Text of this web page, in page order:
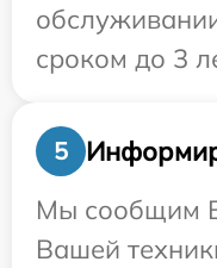
сроком до 3
5
Мы сообщим
Вашей